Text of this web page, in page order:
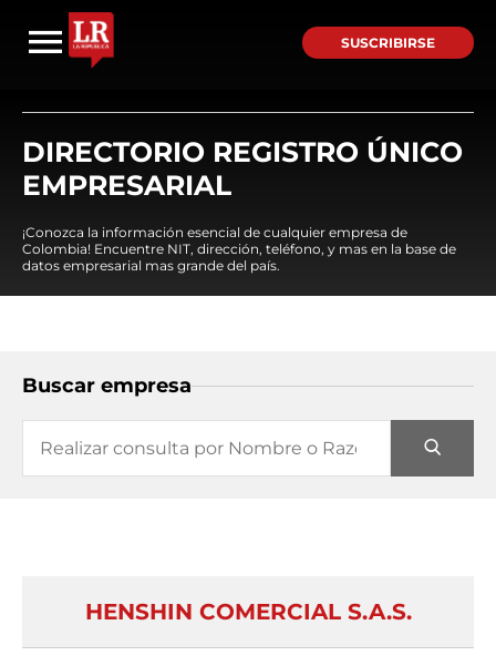
SUSCRIBIRSE
DIRECTORIO REGISTRO ÚNICO
EMPRESARIAL
¡Conozca la información esencial de cualquier empresa de
Colombia! Encuentre NIT, dirección, teléfono, y mas en la base de
datos empresarial mas grande del país.
Buscar empresa
HENSHIN COMERCIAL S.A.S.